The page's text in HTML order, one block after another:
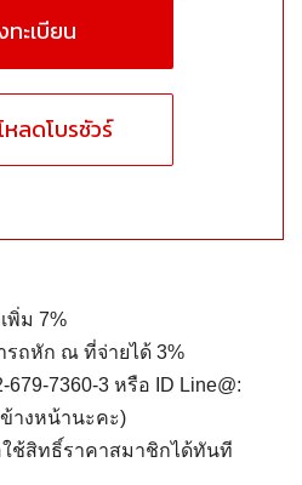
ทะเบียน
หลดโบรชัวร์
พิ่ม 7%
รถหัก ณ ที่จ่ายได้ 3%
7360-3 หรือ ID Line@:
ข้างหน้านะคะ)
ช้สิทธิ์ราคาสมาชิกได้ทันที